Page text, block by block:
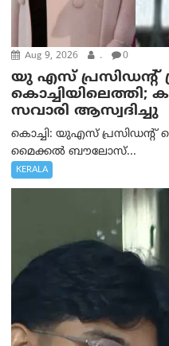
Aug 9, 2026 . 0
യു എസ് പ്രസിഡന്റ്
സവാരി ആസ്വദിച്ചു
കൊച്ചി: യുഎസ് പ്രസിഡന്റ്
മൈക്കൽ ബൗലോസ്...
KERALA